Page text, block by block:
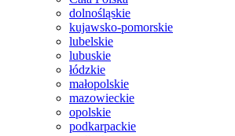
dolnośląskie
kujawsko-pomorskie
lubelskie
lubuskie
łódzkie
małopolskie
mazowieckie
opolskie
podkarpackie